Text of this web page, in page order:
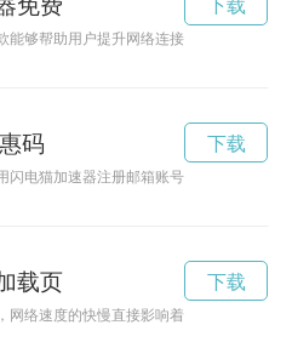
免费
能够帮助用户提升网络连接速度的工具，
下载
码
闪电猫加速器注册邮箱账号的步骤，帮助用
下载
载页
网络速度的快慢直接影响着我们的上网体
下载